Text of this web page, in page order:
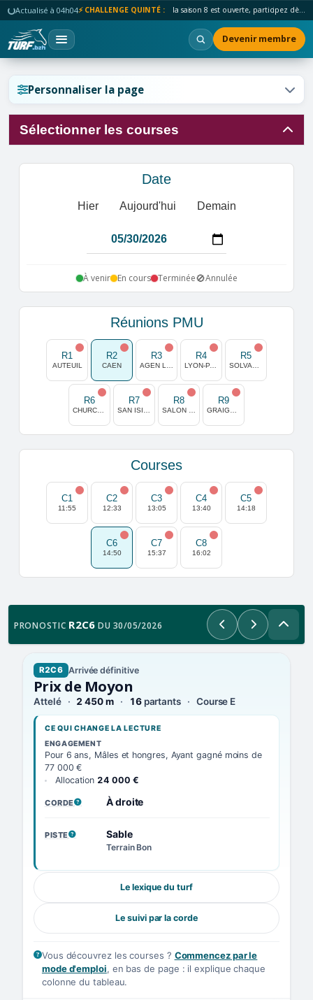
Actualisé à 04h04⚡ CHALLENGE QUINTÉ : la saison 8 est ouverte, participez dès maintenant !
Devenir membre
Personnaliser la page
Sélectionner les courses
Date
Hier Aujourd'hui Demain
À venir En cours Terminée🚫Annulée
Réunions PMU
R1
AUTEUIL
R2
CAEN
R3 R4 R5
R6 R7 R8 R9
Courses
C1
11:55
C2
12:33
C3
13:05
C4
13:40
C5
14:18
C6
14:50
C7
15:37
C8
16:02
PRONOSTIC R2C6 DU 30/05/2026 PrécédentSuivant
R2C6 Arrivée définitive
Prix de Moyon
Attelé 2 450 m 16partants Course E
CE QUI CHANGE LA LECTURE
ENGAGEMENT
Pour 6 ans, Mâles et hongres, Ayant gagné moins de
77 000 €
Allocation 24 000 €
CORDE
, VOIR LA DÉFINITION
À droite
PISTE
, VOIR LA DÉFINITION
Sable
Terrain Bon
Le lexique du turf
Le suivi par la corde
Vous découvrez les courses ? Commencez par le
mode d'emploi, en bas de page : il explique chaque
colonne du tableau.
Réinitialiser l'affichage ?
Réinitialiser